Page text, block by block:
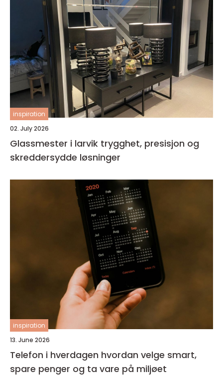
inspiration
02. July 2026
Glassmester i larvik trygghet, presisjon og
skreddersydde løsninger
inspiration
13. June 2026
Telefon i hverdagen hvordan velge smart,
spare penger og ta vare på miljøet